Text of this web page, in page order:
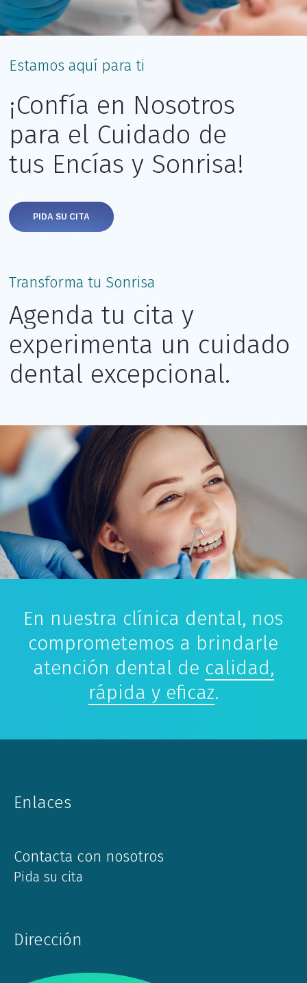
Estamos aquí para ti
¡Confía en Nosotros
para el Cuidado de
tus Encías y Sonrisa!
PIDA SU CITA
Transforma tu Sonrisa
Agenda tu cita y
experimenta un cuidado
dental excepcional.
En nuestra clínica dental, nos
comprometemos a brindarle
atención dental de calidad,
rápida y eficaz.
Enlaces
Contacta con nosotros
Pida su cita
Dirección